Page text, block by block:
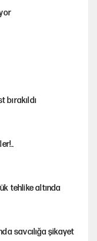
bırakıldı
tehlike altında
savcılığa şikayet